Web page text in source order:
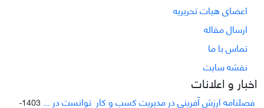
اعضای هیات تحریریه
ارسال مقاله
تماس با ما
نقشه سایت
اخبار و اعلانات
فصلنامه ارزش آفرینی در مدیریت کسب و کار توانست در ...
1403-